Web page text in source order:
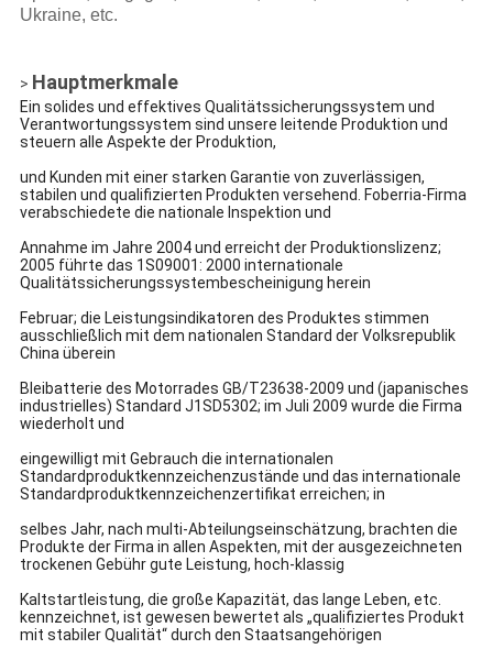
Ukraine, etc.
> Hauptmerkmale
Ein solides und effektives Qualitätssicherungssystem und
Verantwortungssystem sind unsere leitende Produktion und
steuern alle Aspekte der Produktion,
und Kunden mit einer starken Garantie von zuverlässigen,
stabilen und qualifizierten Produkten versehend. Foberria-Firma
verabschiedete die nationale Inspektion und
Annahme im Jahre 2004 und erreicht der Produktionslizenz;
2005 führte das 1S09001: 2000 internationale
Qualitätssicherungssystembescheinigung herein
Februar; die Leistungsindikatoren des Produktes stimmen
ausschließlich mit dem nationalen Standard der Volksrepublik
China überein
Bleibatterie des Motorrades GB/T23638-2009 und (japanisches
industrielles) Standard J1SD5302; im Juli 2009 wurde die Firma
wiederholt und
eingewilligt mit Gebrauch die internationalen
Standardproduktkennzeichenzustände und das internationale
Standardproduktkennzeichenzertifikat erreichen; in
selbes Jahr, nach multi-Abteilungseinschätzung, brachten die
Produkte der Firma in allen Aspekten, mit der ausgezeichneten
trockenen Gebühr gute Leistung, hoch-klassig
Kaltstartleistung, die große Kapazität, das lange Leben, etc.
kennzeichnet, ist gewesen bewertet als „qualifiziertes Produkt
mit stabiler Qualität“ durch den Staatsangehörigen